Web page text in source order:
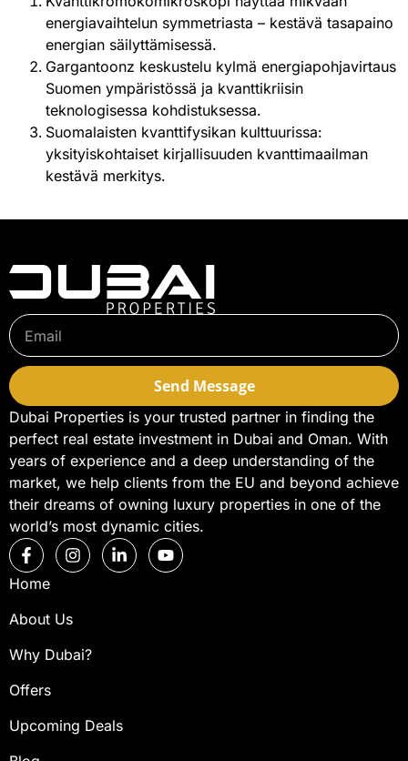
energiavaihtelun symmetriasta – kestävä tasapaino
energian säilyttämisessä.
Gargantoonz keskustelu kylmä energiapohjavirtaus
Suomen ympäristössä ja kvanttikriisin
teknologisessa kohdistuksessa.
Suomalaisten kvanttifysikan kulttuurissa:
yksityiskohtaiset kirjallisuuden kvanttimaailman
kestävä merkitys.
Send Message
Dubai Properties is your trusted partner in finding the
perfect real estate investment in Dubai and Oman. With
years of experience and a deep understanding of the
market, we help clients from the EU and beyond achieve
their dreams of owning luxury properties in one of the
world’s most dynamic cities.
Home
About Us
Why Dubai?
Offers
Upcoming Deals